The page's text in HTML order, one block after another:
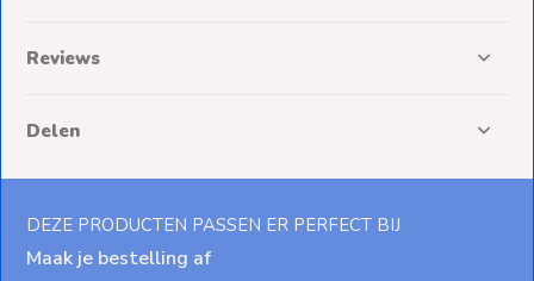
Reviews
Delen
DEZE PRODUCTEN PASSEN ER PERFECT BIJ
Maak je bestelling af